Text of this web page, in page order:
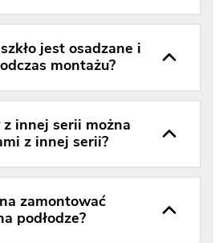
jest osadzane i
montażu?
innej serii można
z innej serii?
zamontować
podłodze?